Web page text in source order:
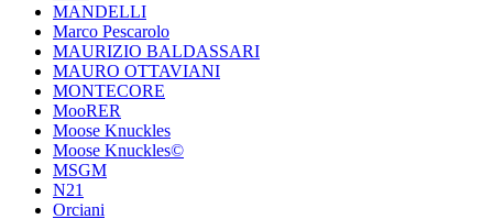
MANDELLI
Marco Pescarolo
MAURIZIO BALDASSARI
MAURO OTTAVIANI
MONTECORE
MooRER
Moose Knuckles
Moose Knuckles©️
MSGM
N21
Orciani